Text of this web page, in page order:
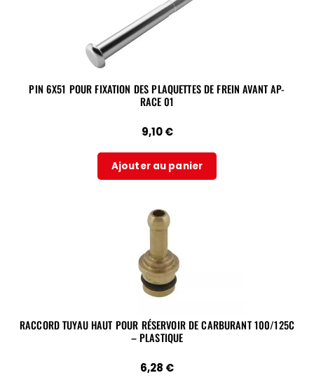
PIN 6X51 POUR FIXATION DES PLAQUETTES DE FREIN AVANT AP-
RACE 01
9,10€
Ajouter au panier
RACCORD TUYAU HAUT POUR RÉSERVOIR DE CARBURANT 100/125C
– PLASTIQUE
6,28 €